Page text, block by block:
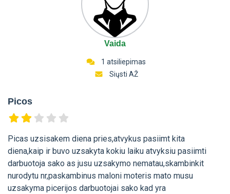
Vaida
1 atsiliepimas
Siųsti AŽ
Picos
Picas uzsisakem diena pries,atvykus pasiimt kita
diena,kaip ir buvo uzsakyta kokiu laiku atvyksiu pasiimti
darbuotoja sako as jusu uzsakymo nematau,skambinkit
nurodytu nr,paskambinus maloni moteris mato musu
uzsakyma picerijos darbuotojai sako kad yra